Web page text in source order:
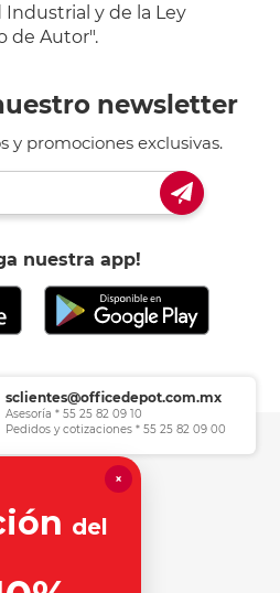
Industrial y de la Ley
de Autor".
newsletter
y promociones exclusivas.
nuestra app!
sclientes@officedepot.com.mx
Asesoría * 55 25 82 09 10
Pedidos y cotizaciones * 55 25 82 09 00
×
del